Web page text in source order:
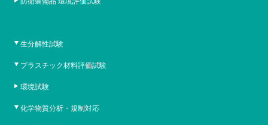
生分解性試験
プラスチック材料評価試験
環境試験
化学物質分析・規制対応